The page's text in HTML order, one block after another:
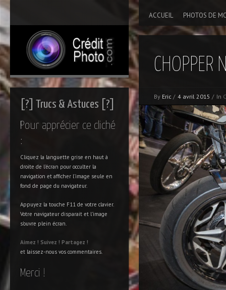
ACCUEIL PHOTOS DE
CHOPPER
By Eric / 4 avril 2015 / In
[?] Trucs & Astuces [?]
Pour apprécier ce cliché
:
Cliquez la languette grise en haut à
droite de l'écran pour occulter la
navigation et afficher l'image seule en
fond de page du navigateur.
Appuyez la touche F11 de votre clavier.
Votre navigateur disparait et l'image
s'ouvre plein écran.
Aimez ! Suivez ! Partagez !
et laissez-nous vos commentaires.
Merci !